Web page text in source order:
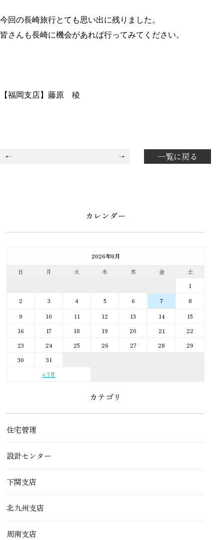
今回の長崎旅行とても思い出に残りました。
皆さんも長崎に機会があれば行ってみてください。
【福岡支店】藤原 稜
一覧に戻る
カレンダー
2026年8月
日
月 火 水 木 金 土
« 7月
1
2
3 4 5 6 7
8
9
10 11 12 13 14
15
16
17 18 19 20 21
22
23
24 25 26 27 28
29
30
31
カテゴリ
住宅管理
設計センター
下関支店
北九州支店
周南支店